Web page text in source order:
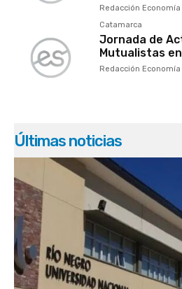
Redacción
Catamarca
Jornada de
Mutualistas
Redacción
Últimas noticias